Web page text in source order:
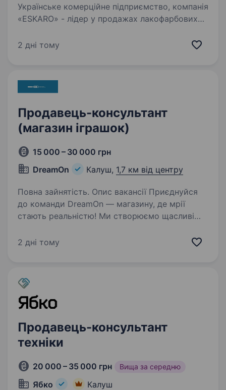
Українське комерційне підприємство, компанія
«ESKARO» - лідер у продажах лакофарбових
з розвитком відкривається вакансія —
2 дні тому
Продавець-консультант
(магазин іграшок)
15 000 – 30 000 грн
DreamOn
Калуш, 1,7 км від центру
Повна зайнятість. Опис вакансії Приєднуйся
до команди DreamOn — магазину, де мрії
стають реальністю! Ми створюємо щасливі
доброзичливого та енергійного продавця-
2 дні тому
Продавець-консультант
техніки
20 000 – 35 000 грн Вища за середню
Ябко Калуш